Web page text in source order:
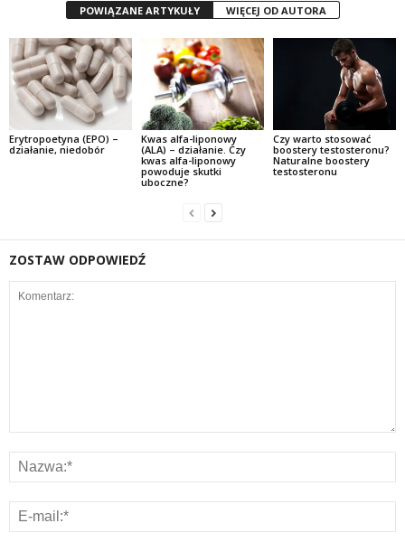
POWIĄZANE ARTYKUŁY WIĘCEJ OD AUTORA
Erytropoetyna (EPO) –
działanie, niedobór
Kwas alfa-liponowy
(ALA) – działanie. Czy
kwas alfa-liponowy
powoduje skutki
uboczne?
Czy warto stosować
boostery testosteronu?
Naturalne boostery
testosteronu
ZOSTAW ODPOWIEDŹ